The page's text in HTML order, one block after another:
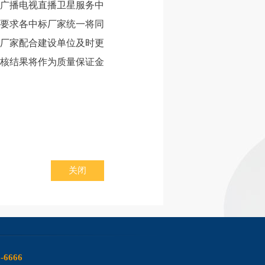
播电视直播卫星服务中
求各中标厂家统一将同
家配合建设单位及时更
结果将作为质量保证金
关闭
6666